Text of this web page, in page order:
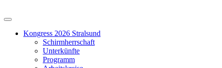
Kongress 2026 Stralsund
Schirmherrschaft
Unterkünfte
Programm